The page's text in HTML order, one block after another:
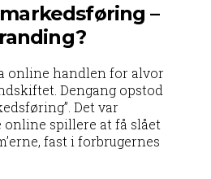
–
online handlen for alvor
Dengang opstod
Det var
online spillere at få slået
fast i forbrugernes